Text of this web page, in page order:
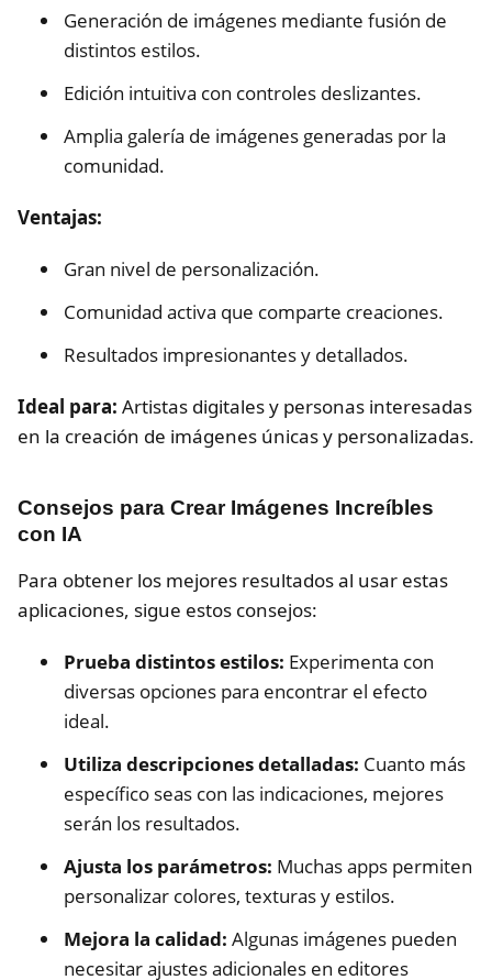
Generación de imágenes mediante fusión de
distintos estilos.
Edición intuitiva con controles deslizantes.
Amplia galería de imágenes generadas por la
comunidad.
Ventajas:
Gran nivel de personalización.
Comunidad activa que comparte creaciones.
Resultados impresionantes y detallados.
Ideal para: Artistas digitales y personas interesadas
en la creación de imágenes únicas y personalizadas.
Consejos para Crear Imágenes Increíbles
con IA
Para obtener los mejores resultados al usar estas
aplicaciones, sigue estos consejos:
Prueba distintos estilos: Experimenta con
diversas opciones para encontrar el efecto
ideal.
Utiliza descripciones detalladas: Cuanto más
específico seas con las indicaciones, mejores
serán los resultados.
Ajusta los parámetros: Muchas apps permiten
personalizar colores, texturas y estilos.
Mejora la calidad: Algunas imágenes pueden
necesitar ajustes adicionales en editores